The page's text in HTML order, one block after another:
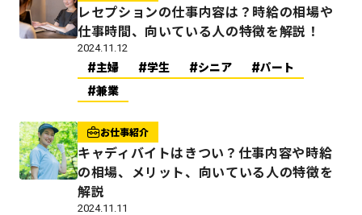
レセプションの仕事内容は？時給の相場や
仕事時間、向いている人の特徴を解説！
2024.11.12
主婦 学生 シニア
パート
兼業
お仕事紹介
キャディバイトはきつい？仕事内容や時給
の相場、メリット、向いている人の特徴を
解説
2024.11.11